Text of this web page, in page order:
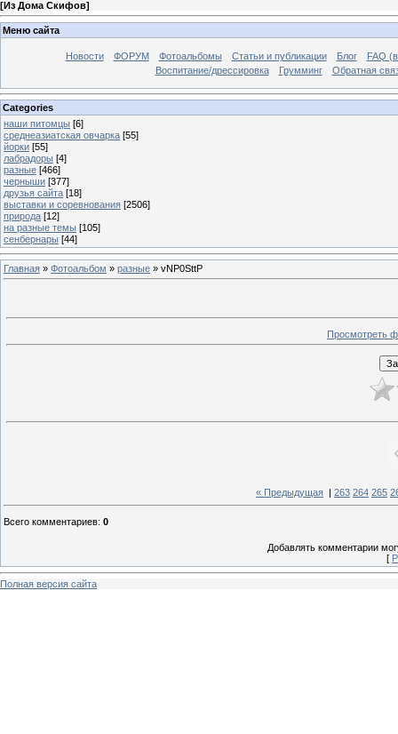
[Из Дома Скифов]
Меню сайта
Новости ФОРУМ Фотоальбомы Статьи и публикации Блог
FAQ
Воспитание/дрессировка
Грумминг Обратная
Categories
наши питомцы [6]
среднеазиатская овчарка [55]
йорки [55]
лабрадоры [4]
разные [466]
черныши [377]
друзья сайта [18]
выставки и соревнования [2506]
природа [12]
на разные темы [105]
сенбернары [44]
Главная » Фотоальбом » разные » vNP0SttP
Просмотреть
« Предыдущая | 263 264 265
Всего комментариев: 0
Добавлять комментарии
[
Полная версия сайта